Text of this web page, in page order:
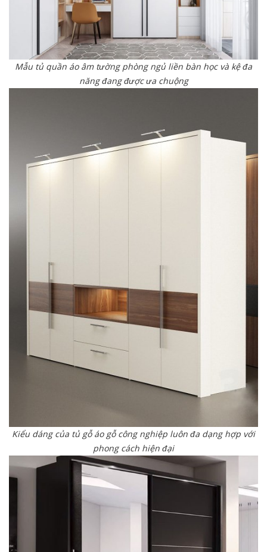
Mẫu tủ quần áo âm tường phòng ngủ liền bàn học và kệ đa
năng đang được ưa chuộng
Kiểu dáng của tủ gỗ áo gỗ công nghiệp luôn đa dạng hợp với
phong cách hiện đại